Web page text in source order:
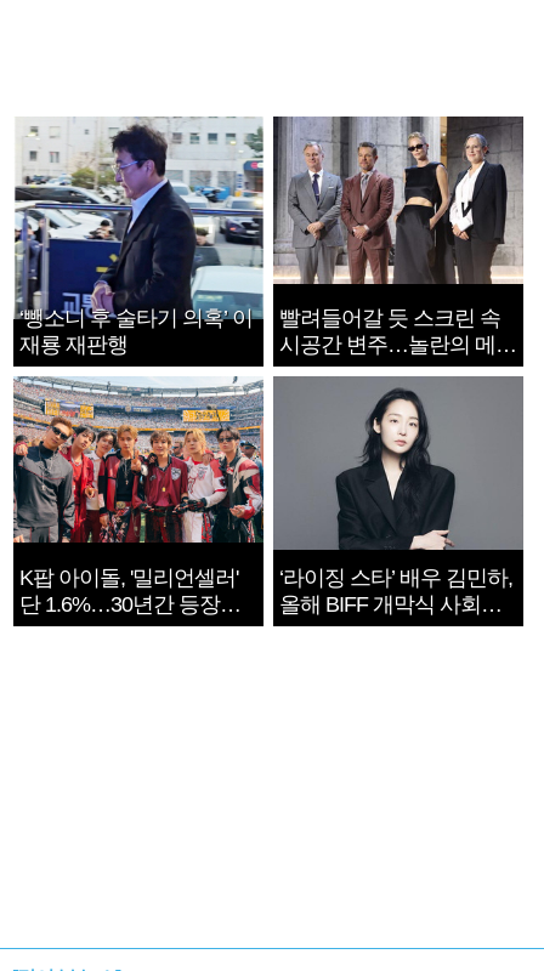
‘뺑소니 후 술타기 의혹’ 이
재룡 재판행
빨려들어갈 듯 스크린 속
시공간 변주…놀란의 메시
지는 ‘전쟁 속죄’
K팝 아이돌, '밀리언셀러'
단 1.6%…30년간 등장
1182개팀 전수조사
‘라이징 스타’ 배우 김민하,
올해 BIFF 개막식 사회자
확정